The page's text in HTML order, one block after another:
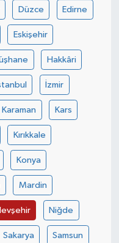
Düzce Edirne
Eskişehir
Hakkâri
İzmir
Karaman Kars
Kırıkkale
Konya
Mardin
Niğde
Sakarya Samsun